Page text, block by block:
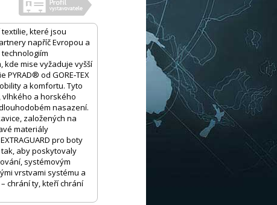
textilie, které jsou
napříč Evropou a
mise vyžaduje vyšší
od GORE‑TEX
a komfortu. Tyto
vlhkého a horského
nasazení.
založených na
materiály
pro boty
aby poskytovaly
systémovým
vrstvami systému a
chrání ty, kteří chrání